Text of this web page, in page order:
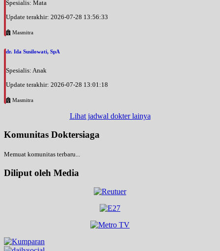
Spesialis: Mata
Update terakhir: 2026-07-28 13:56:33
Masmitra
dr. Ida Susilowati, SpA
Spesialis: Anak
Update terakhir: 2026-07-28 13:01:18
Masmitra
Lihat jadwal dokter lainya
Komunitas Doktersiaga
Memuat komunitas terbaru...
Diliput oleh Media